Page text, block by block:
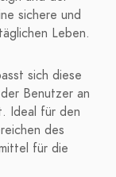
sichere und
Leben.
sich diese
Benutzer an
Ideal für den
des
für die